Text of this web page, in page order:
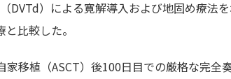
DVTd）による寛解導入および地固め療法
比較した。
移植（ASCT）後100日目での厳格な完全